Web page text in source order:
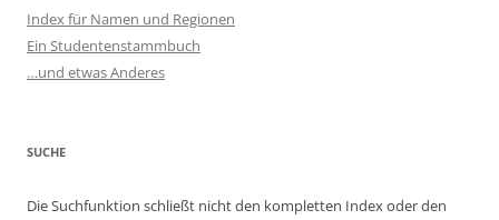
Index für Namen und Regionen
Ein Studentenstammbuch
…und etwas Anderes
SUCHE
Die Suchfunktion schließt nicht den kompletten Index oder den